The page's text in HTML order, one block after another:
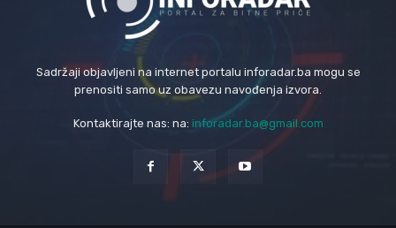
Sadržaji objavljeni na internet portalu inforadar.ba mogu se
prenositi samo uz obavezu navođenja izvora.
Kontaktirajte nas: na: inforadar.ba@gmail.com